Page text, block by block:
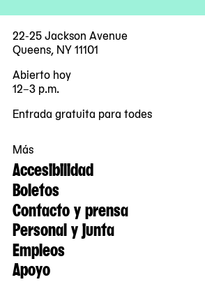
22-25 Jackson Avenue
Queens, NY 11101
Abierto hoy
12–3 p.m.
Entrada gratuita para todes
Más
Accesibilidad
Boletos
Contacto y prensa
Personal y junta
Empleos
Apoyo